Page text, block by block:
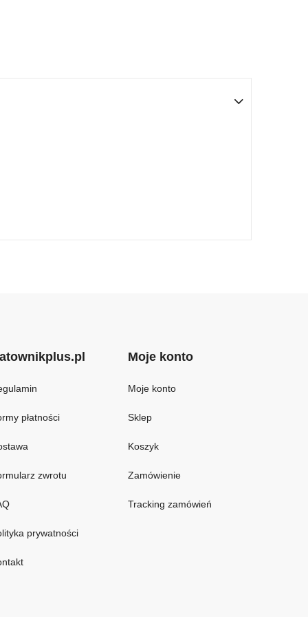
płatności
zwrotu
prywatności
Moje konto
Moje konto
Sklep
Koszyk
Zamówienie
Tracking zamówień